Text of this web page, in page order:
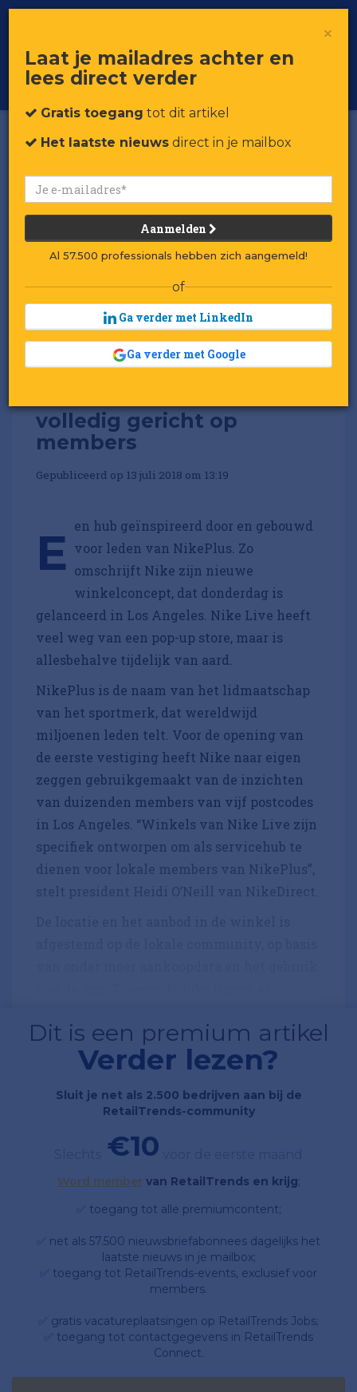
Voor professionals in retail & brands
Toggle
volledig gericht op
members
Gepubliceerd op 13 juli 2018 om 13:19
E en hub geïnspireerd door en gebouwd
voor leden van NikePlus. Zo
omschrijft Nike zijn nieuwe
winkelconcept, dat donderdag is
gelanceerd in Los Angeles. Nike Live heeft
veel weg van een pop-up store, maar is
allesbehalve tijdelijk van aard.
NikePlus is de naam van het lidmaatschap
van het sportmerk, dat wereldwijd
miljoenen leden telt. Voor de opening van
de eerste vestiging heeft Nike naar eigen
zeggen gebruikgemaakt van de inzichten
van duizenden members van vijf postcodes
in Los Angeles. “Winkels van Nike Live zijn
specifiek ontworpen om als servicehub te
dienen voor lokale members van NikePlus”,
stelt president Heidi O’Neill van NikeDirect.
Dit is een premium artikel
Verder lezen?
Sluit je net als 2.500 bedrijven aan bij de
RetailTrends-community
€10
Word member van RetailTrends en krijg;
✅ toegang tot alle premiumcontent;
✅ net als 57.500 nieuwsbriefabonnees dagelijks het
laatste nieuws in je mailbox;
✅ toegang tot RetailTrends-events, exclusief voor
members.
✅ gratis vacatureplaatsingen op RetailTrends Jobs;
✅ toegang tot contactgegevens in RetailTrends
Connect.
×
Laat je mailadres achter en
lees direct verder
Gratis toegang tot dit artikel
Het laatste nieuws direct in je mailbox
Aanmelden
Al 57.500 professionals hebben zich aangemeld!
of
Ga verder met LinkedIn
Ga verder met Google